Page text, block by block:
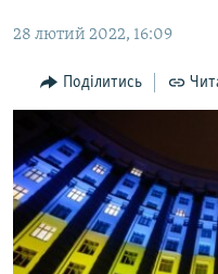
Перейти
пошукуІНТЕРВ'Ю
ВСЕ ЗА ДЕНЬ
СПЕЦПРОЕКТИ
ДЕПОРТАЦІЯ
ВІДЕОУРОКИ «ELIFBE»
ЯК ОБІЙТИ
Русский
28 лютий 2022, 16:09
Поділитись